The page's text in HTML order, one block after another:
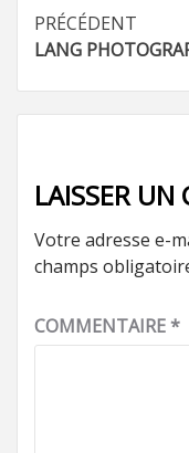
PRÉCÉDENT
LANG
LAISSER
Votre adresse e-
champs
COMMENTAIRE*